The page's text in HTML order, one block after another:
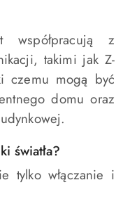
współpracują z
takimi jak Z-
czemu mogą być
domu oraz
światła?
tylko włączanie i